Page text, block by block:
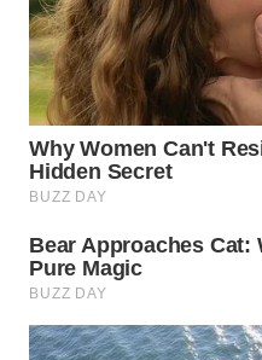
WN
NATUNA
WN
BINTAN
WN
WN